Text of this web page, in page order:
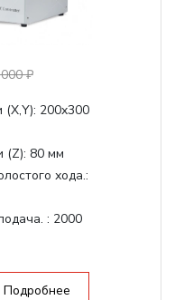
₽
(Х,Y): 200x300
(Z): 80 мм
хода.:
: 2000
Подробнее